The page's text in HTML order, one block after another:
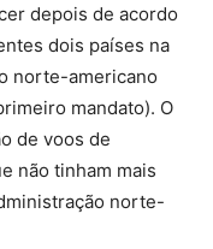
depois de acordo
dois países na
norte-americano
mandato). O
de voos de
não tinham mais
norte-